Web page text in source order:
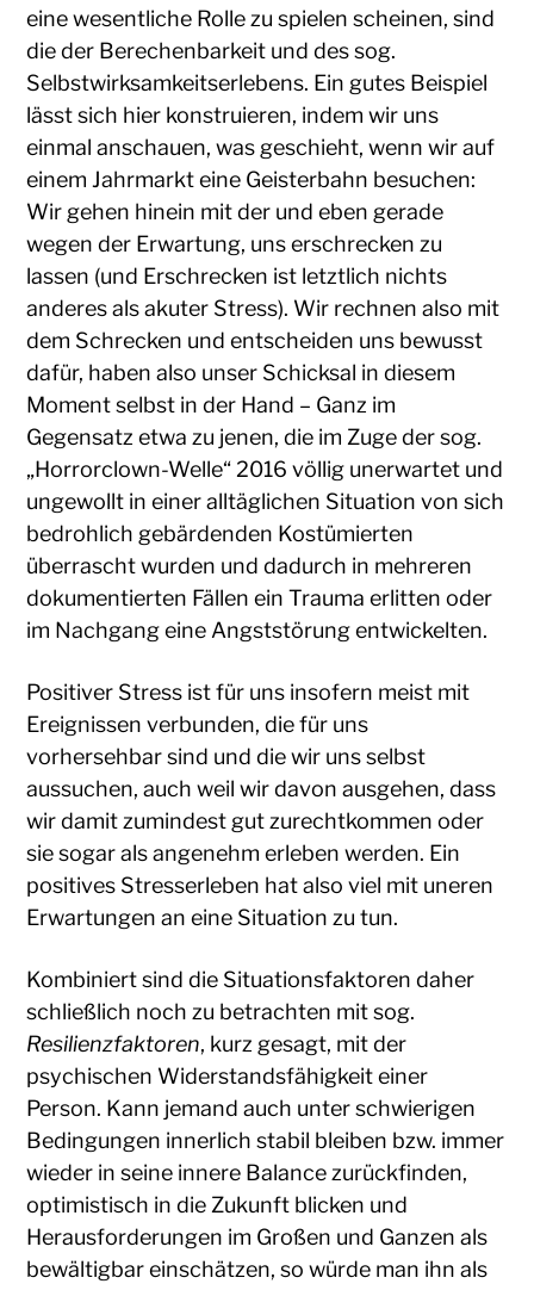
eine wesentliche Rolle zu spielen scheinen, sind
die der Berechenbarkeit und des sog.
Selbstwirksamkeitserlebens. Ein gutes Beispiel
lässt sich hier konstruieren, indem wir uns
einmal anschauen, was geschieht, wenn wir auf
einem Jahrmarkt eine Geisterbahn besuchen:
Wir gehen hinein mit der und eben gerade
wegen der Erwartung, uns erschrecken zu
lassen (und Erschrecken ist letztlich nichts
anderes als akuter Stress). Wir rechnen also mit
dem Schrecken und entscheiden uns bewusst
dafür, haben also unser Schicksal in diesem
Moment selbst in der Hand – Ganz im
Gegensatz etwa zu jenen, die im Zuge der sog.
„Horrorclown-Welle“ 2016 völlig unerwartet und
ungewollt in einer alltäglichen Situation von sich
bedrohlich gebärdenden Kostümierten
überrascht wurden und dadurch in mehreren
dokumentierten Fällen ein Trauma erlitten oder
im Nachgang eine Angststörung entwickelten.
Positiver Stress ist für uns insofern meist mit
Ereignissen verbunden, die für uns
vorhersehbar sind und die wir uns selbst
aussuchen, auch weil wir davon ausgehen, dass
wir damit zumindest gut zurechtkommen oder
sie sogar als angenehm erleben werden. Ein
positives Stresserleben hat also viel mit uneren
Erwartungen an eine Situation zu tun.
Kombiniert sind die Situationsfaktoren daher
schließlich noch zu betrachten mit sog.
Resilienzfaktoren, kurz gesagt, mit der
psychischen Widerstandsfähigkeit einer
Person. Kann jemand auch unter schwierigen
Bedingungen innerlich stabil bleiben bzw. immer
wieder in seine innere Balance zurückfinden,
optimistisch in die Zukunft blicken und
Herausforderungen im Großen und Ganzen als
bewältigbar einschätzen, so würde man ihn als